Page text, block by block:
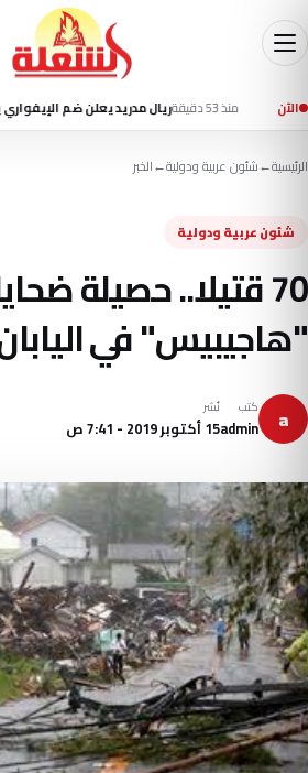
الآن
منذ 53 دقيقة ريال مدريد يعلن ضم الإيفواري يان
الرئيسية←شئون عربية ودولية←الخبر
شئون عربية ودولية
70 قتيلا.. حصيلة
"هاجيبيس" في
a كتب
admin
نُشر
15 أكتوبر 2019 - 7:41 ص